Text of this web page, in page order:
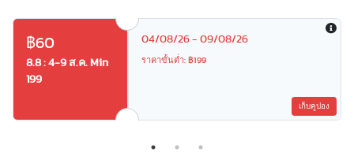
฿60
8.8 : 4-9 ส.ค. Min
199
04/08/26 - 09/08/26
ราคาขั้นต่ำ: ฿199
เก็บคูปอง